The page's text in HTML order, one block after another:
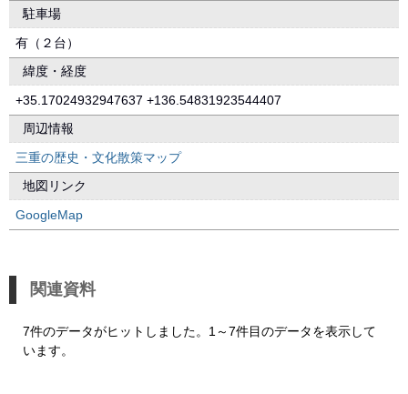
駐車場
有（２台）
緯度・経度
+35.17024932947637 +136.54831923544407
周辺情報
三重の歴史・文化散策マップ
地図リンク
GoogleMap
関連資料
7件のデータがヒットしました。1～7件目のデータを表示して
います。